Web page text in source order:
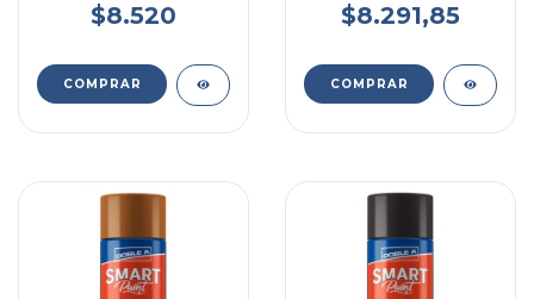
$8.520 $8.291,85